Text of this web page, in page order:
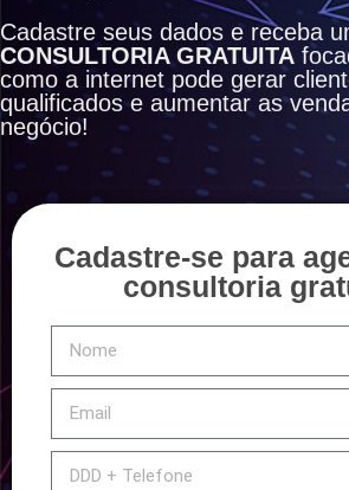
Cadastre seus dados e receba
CONSULTORIA GRATUITA
como a internet pode gerar
qualificados e aumentar as
negócio!
Cadastre-se para
consultoria